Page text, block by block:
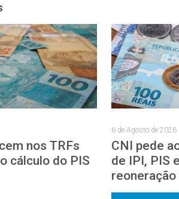
nos TRFs
cálculo do PIS
6 de Agosto de 2026
CNI pede
de IPI, PIS